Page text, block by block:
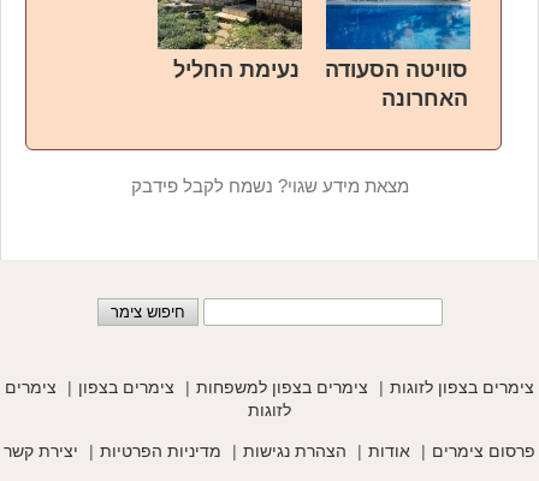
סוויטה הסעודה
האחרונה
נעימת החליל
מצאת מידע שגוי? נשמח לקבל פידבק
צימרים בצפון לזוגות צימרים בצפון למשפחות צימרים בצפון
צימרים
לזוגות
פרסום צימרים אודות הצהרת נגישות מדיניות הפרטיות יצירת קשר